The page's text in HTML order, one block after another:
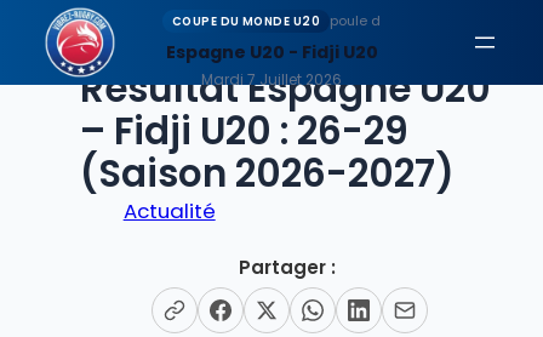
contenu
EN DIRECT
Résultat Espagne U20
– Fidji U20 : 26-29
(Saison 2026-2027)
Actualité
Partager :
COUPE DU MONDE U20 poule d
Espagne U20 - Fidji U20
Mardi 7 Juillet 2026